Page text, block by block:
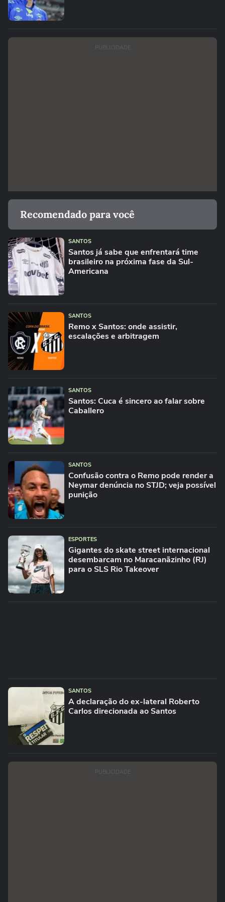
PUBLICIDADE
Recomendado para você
SANTOS
Santos já sabe que enfrentará time
brasileiro na próxima fase da Sul-
Americana
SANTOS
Remo x Santos: onde assistir,
escalações e arbitragem
SANTOS
Santos: Cuca é sincero ao falar sobre
Caballero
SANTOS
Confusão contra o Remo pode render a
Neymar denúncia no STJD; veja possível
punição
ESPORTES
Gigantes do skate street internacional
desembarcam no Maracanãzinho (RJ)
para o SLS Rio Takeover
SANTOS
A declaração do ex-lateral Roberto
Carlos direcionada ao Santos
PUBLICIDADE